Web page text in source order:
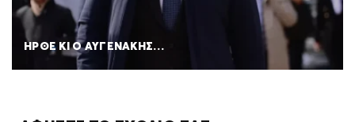
ΗΡΘΕ ΚΙ Ο ΑΥΓΕΝΑΚΗΣ…